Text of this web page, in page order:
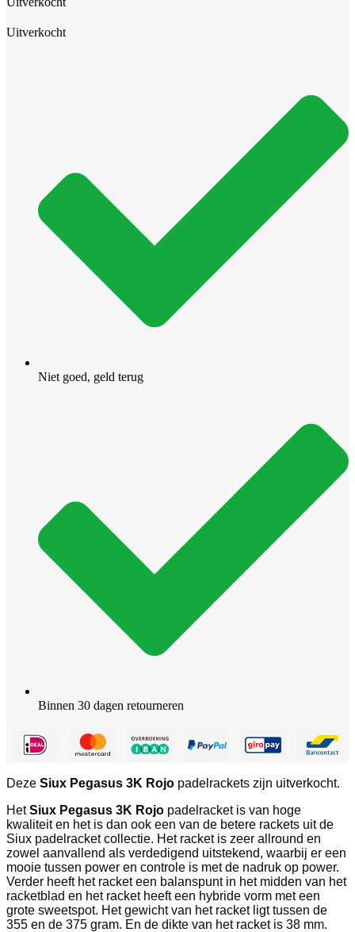
Uitverkocht
Niet goed, geld terug
Binnen 30 dagen retourneren
Deze Siux Pegasus 3K Rojo padelrackets zijn uitverkocht.
HetSiux Pegasus 3K Rojo padelracket is van hoge
kwaliteit en het is dan ook een van de betere rackets uit de
Siux padelracket collectie. Het racket is zeer allround en
zowel aanvallend als verdedigend uitstekend, waarbij er een
mooie tussen power en controle is met de nadruk op power.
Verder heeft het racket een balanspunt in het midden van het
racketblad en het racket heeft een hybride vorm met een
grote sweetspot. Het gewicht van het racket ligt tussen de
355 en de 375 gram. En de dikte van het racket is 38 mm.